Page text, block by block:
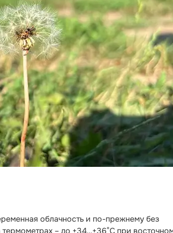
облачность и по-прежнему без
– до +34…+36°С при